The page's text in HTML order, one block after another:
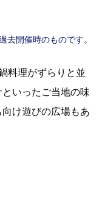
去開催時のものです。
料理がずらりと並
いったご当地の味
け遊びの広場もあ